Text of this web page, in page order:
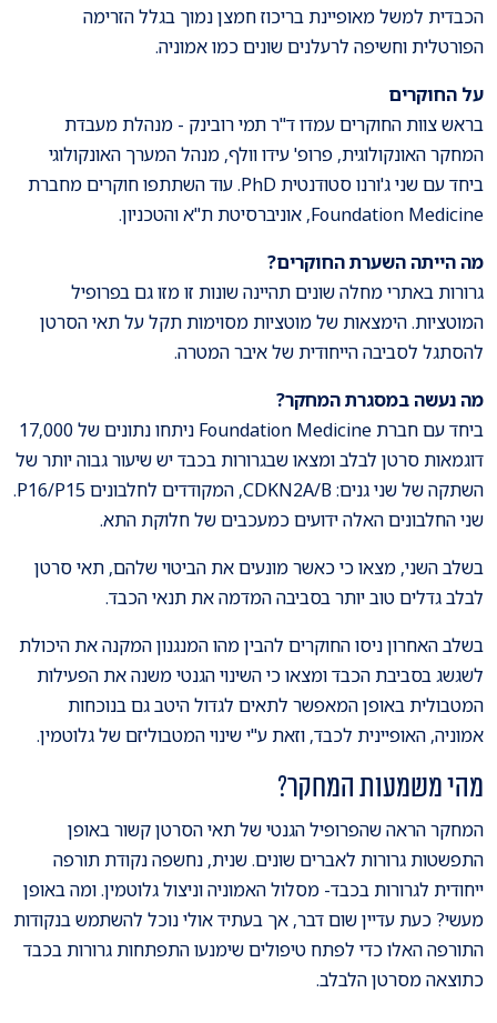
הכבדית למשל מאופיינת בריכוז חמצן נמוך בגלל הזרימה
הפורטלית וחשיפה לרעלנים שונים כמו אמוניה.
על החוקרים
בראש צוות החוקרים עמדו ד"ר תמי רובינק - מנהלת מעבדת
המחקר האונקולוגית, פרופ' עידו וולף, מנהל המערך האונקולוגי
ביחד עם שני ג'ורנו סטודנטית PhD. עוד השתתפו חוקרים מחברת
Foundation Medicine, אוניברסיטת ת"א והטכניון.
מה הייתה השערת החוקרים?
גרורות באתרי מחלה שונים תהיינה שונות זו מזו גם בפרופיל
המוטציות. הימצאות של מוטציות מסוימות תקל על תאי הסרטן
להסתגל לסביבה הייחודית של איבר המטרה.
מה נעשה במסגרת המחקר?
ביחד עם חברת Foundation Medicine ניתחו נתונים של 17,000
דוגמאות סרטן לבלב ומצאו שבגרורות בכבד יש שיעור גבוה יותר של
השתקה של שני גנים: CDKN2A/B, המקודדים לחלבונים P16/P15.
שני החלבונים האלה ידועים כמעכבים של חלוקת התא.
בשלב השני, מצאו כי כאשר מונעים את הביטוי שלהם, תאי סרטן
לבלב גדלים טוב יותר בסביבה המדמה את תנאי הכבד.
בשלב האחרון ניסו החוקרים להבין מהו המנגנון המקנה את היכולת
לשגשג בסביבת הכבד ומצאו כי השינוי הגנטי משנה את הפעילות
המטבולית באופן המאפשר לתאים לגדול היטב גם בנוכחות
אמוניה, האופיינית לכבד, וזאת ע"י שינוי המטבוליזם של גלוטמין.
מהי משמעות המחקר?
המחקר הראה שהפרופיל הגנטי של תאי הסרטן קשור באופן
התפשטות גרורות לאברים שונים. שנית, נחשפה נקודת תורפה
ייחודית לגרורות בכבד- מסלול האמוניה וניצול גלוטמין. ומה באופן
מעשי? כעת עדיין שום דבר, אך בעתיד אולי נוכל להשתמש בנקודות
התורפה האלו כדי לפתח טיפולים שימנעו התפתחות גרורות בכבד
כתוצאה מסרטן הלבלב.